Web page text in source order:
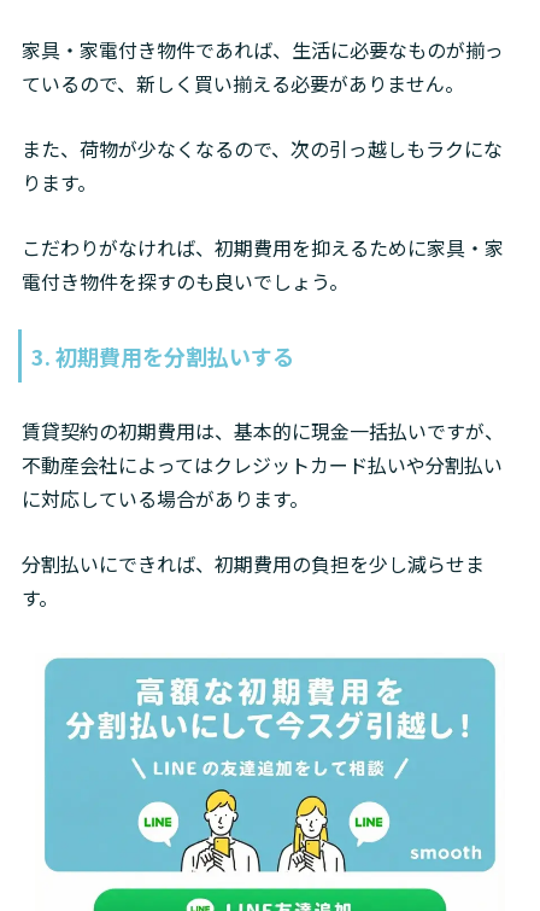
家具・家電付き物件であれば、生活に必要なものが揃っ
ているので、新しく買い揃える必要がありません。
また、荷物が少なくなるので、次の引っ越しもラクにな
ります。
こだわりがなければ、初期費用を抑えるために家具・家
電付き物件を探すのも良いでしょう。
3. 初期費用を分割払いする
賃貸契約の初期費用は、基本的に現金一括払いですが、
不動産会社によってはクレジットカード払いや分割払い
に対応している場合があります。
分割払いにできれば、初期費用の負担を少し減らせま
す。